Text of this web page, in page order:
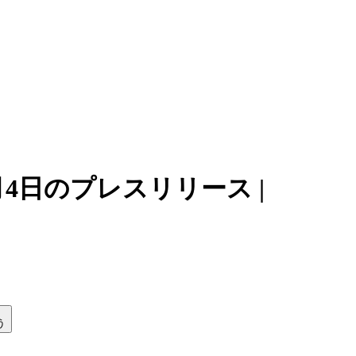
4日のプレスリリース |